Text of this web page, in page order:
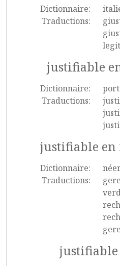
Dictionnaire:
Traductions:
justifiable
Dictionnaire:
Traductions:
justifiable en
Dictionnaire:
Traductions:
justifiable